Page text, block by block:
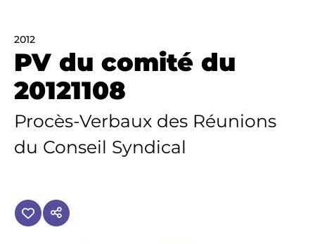
2012
PV du comité du
20121108
Procès-Verbaux des Réunions
du Conseil Syndical